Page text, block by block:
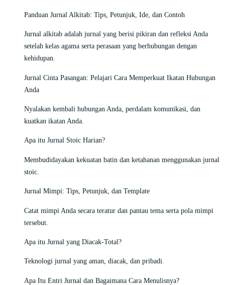
Panduan Jurnal Alkitab: Tips, Petunjuk, Ide, dan Contoh
Jurnal alkitab adalah jurnal yang berisi pikiran dan refleksi Anda
setelah kelas agama serta perasaan yang berhubungan dengan
kehidupan.
Jurnal Cinta Pasangan: Pelajari Cara Memperkuat Ikatan Hubungan
Anda
Nyalakan kembali hubungan Anda, perdalam komunikasi, dan
kuatkan ikatan Anda.
Apa itu Jurnal Stoic Harian?
Membudidayakan kekuatan batin dan ketahanan menggunakan jurnal
stoic.
Jurnal Mimpi: Tips, Petunjuk, dan Template
Catat mimpi Anda secara teratur dan pantau tema serta pola mimpi
tersebut.
Apa itu Jurnal yang Diacak-Total?
Teknologi jurnal yang aman, diacak, dan pribadi.
Apa Itu Entri Jurnal dan Bagaimana Cara Menulisnya?